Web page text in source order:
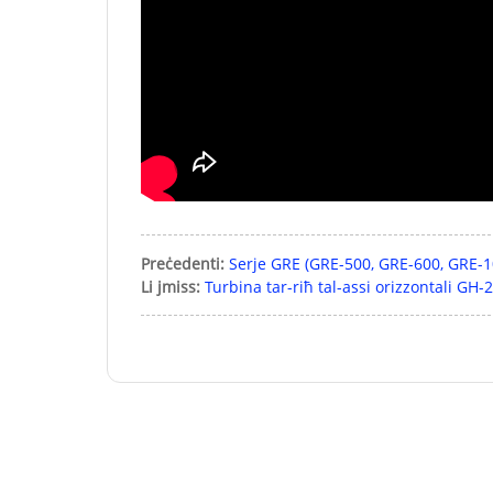
Preċedenti: Serje GRE (GRE-500, GRE-600,
Li jmiss: Turbina tar-riħ tal-assi orizzontali GH-